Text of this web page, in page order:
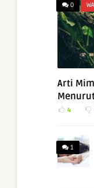
0
Arti
4
1